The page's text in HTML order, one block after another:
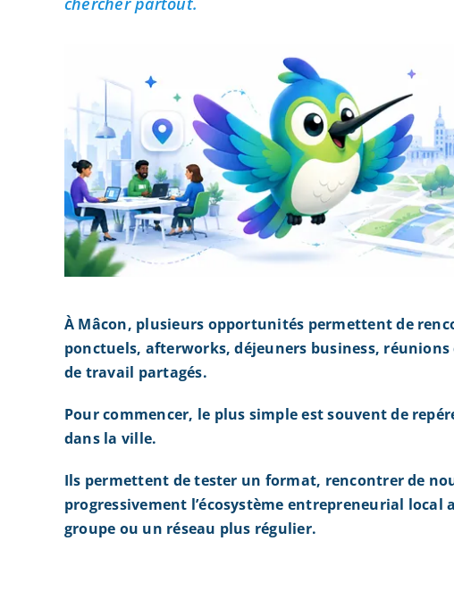
À Mâcon, plusieurs opportunités permettent de
ponctuels, afterworks, déjeuners business,
de travail partagés.
Pour commencer, le plus simple est souvent de
dans la ville.
Ils permettent de tester un format, rencontrer de
progressivement l’écosystème entrepreneurial
groupe ou un réseau plus régulier.